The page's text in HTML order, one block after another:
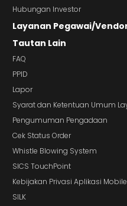
Hubungan Investor
Layanan Pegawai/
Tautan Lain
FAQ
PPID
Lapor
Syarat dan Ketentuan Umum
Pengumuman Pengadaan
Cek Status Order
Whistle Blowing System
SICS TouchPoint
Kebijakan Privasi Aplikasi
SILK